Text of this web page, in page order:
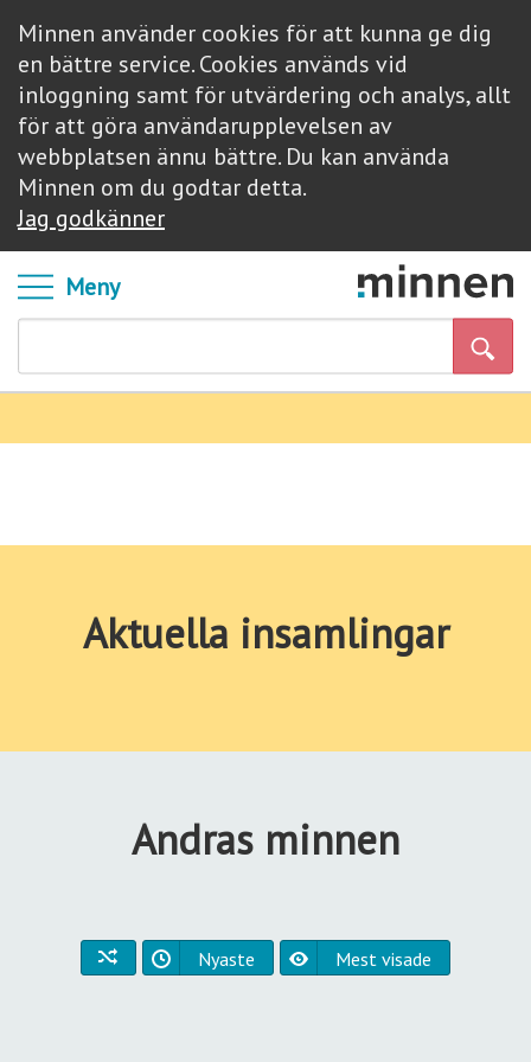
Minnen använder cookies för att kunna ge dig
en bättre service. Cookies används vid
inloggning samt för utvärdering och analys, allt
för att göra användarupplevelsen av
webbplatsen ännu bättre. Du kan använda
Minnen om du godtar detta.
Jag godkänner
Meny
Aktuella insamlingar
Andras minnen
Nyaste Mest visade